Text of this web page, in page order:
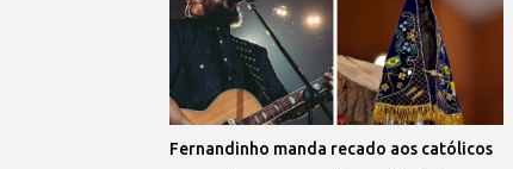
Fernandinho manda recado aos católicos